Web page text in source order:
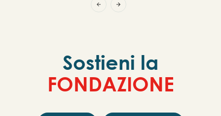
Sostieni la
FONDAZIONE